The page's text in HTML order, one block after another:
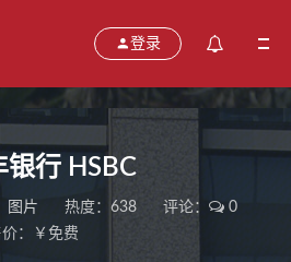
登录
银行 HSBC
图片 热度：638 评论：
0
：￥免费